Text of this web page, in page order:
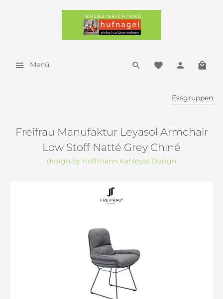
Menü
Essgruppen
Freifrau Manufaktur Leyasol Armchair
Low Stoff Natté Grey Chiné
design by Hoffmann Kahleyss Design